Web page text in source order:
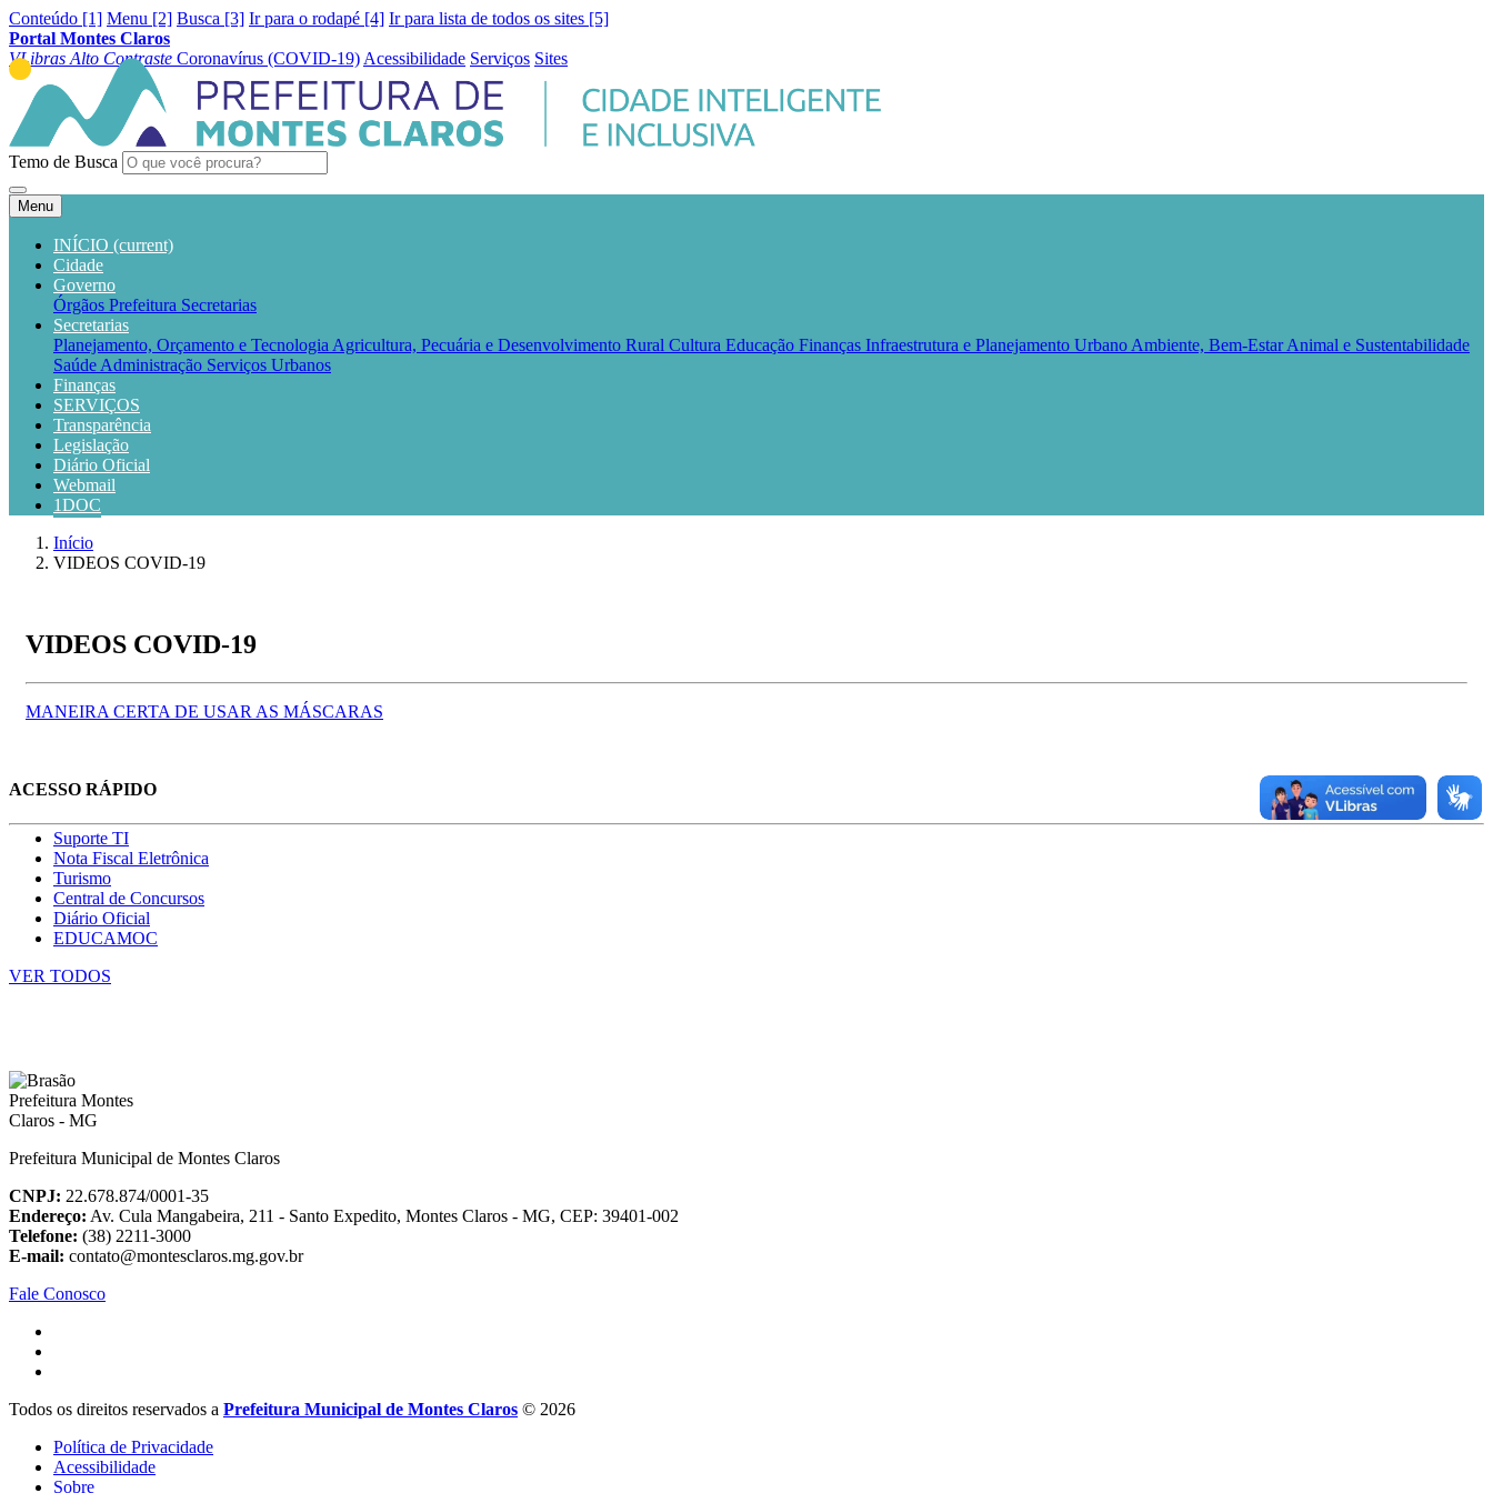
Conteúdo [1] Menu [2] Busca [3] Ir para o rodapé [4] Ir para lista de todos os sites [5]
Portal Montes Claros
VLibras Alto Contraste Coronavírus (COVID-19) Acessibilidade Serviços Sites
Temo de Busca
Menu
INÍCIO (current)
Cidade
Governo
Órgãos Prefeitura Secretarias
Secretarias
Planejamento, Orçamento e Tecnologia Agricultura, Pecuária e Desenvolvimento Rural Cultura Educação Finanças Infraestrutura e Planejamento Urbano Ambiente, Bem-Estar Animal e Sustentabilidade
Saúde Administração Serviços Urbanos
Finanças
SERVIÇOS
Transparência
Legislação
Diário Oficial
Webmail
1DOC
Início
VIDEOS COVID-19
VIDEOS COVID-19
MANEIRA CERTA DE USAR AS MÁSCARAS
ACESSO RÁPIDO
Suporte TI
Nota Fiscal Eletrônica
Turismo
Central de Concursos
Diário Oficial
EDUCAMOC
VER TODOS
Prefeitura Municipal de Montes Claros
CNPJ: 22.678.874/0001-35
Endereço: Av. Cula Mangabeira, 211 - Santo Expedito, Montes Claros - MG, CEP: 39401-002
Telefone: (38) 2211-3000
E-mail: contato@montesclaros.mg.gov.br
Fale Conosco
Todos os direitos reservados a Prefeitura Municipal de Montes Claros © 2026
Política de Privacidade
Acessibilidade
Sobre